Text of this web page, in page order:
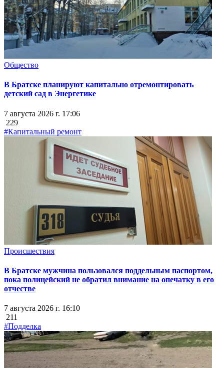
Общество
В Братске планируют капитально отремонтировать
детский сад в Энергетике
7 августа 2026 г. 17:06
229
#Капитальный ремонт
Происшествия
В Братске мужчина пользовался поддельным паспортом,
пока полицейский не обратил внимание на опечатку в его
отчестве
7 августа 2026 г. 16:10
211
#Подделка